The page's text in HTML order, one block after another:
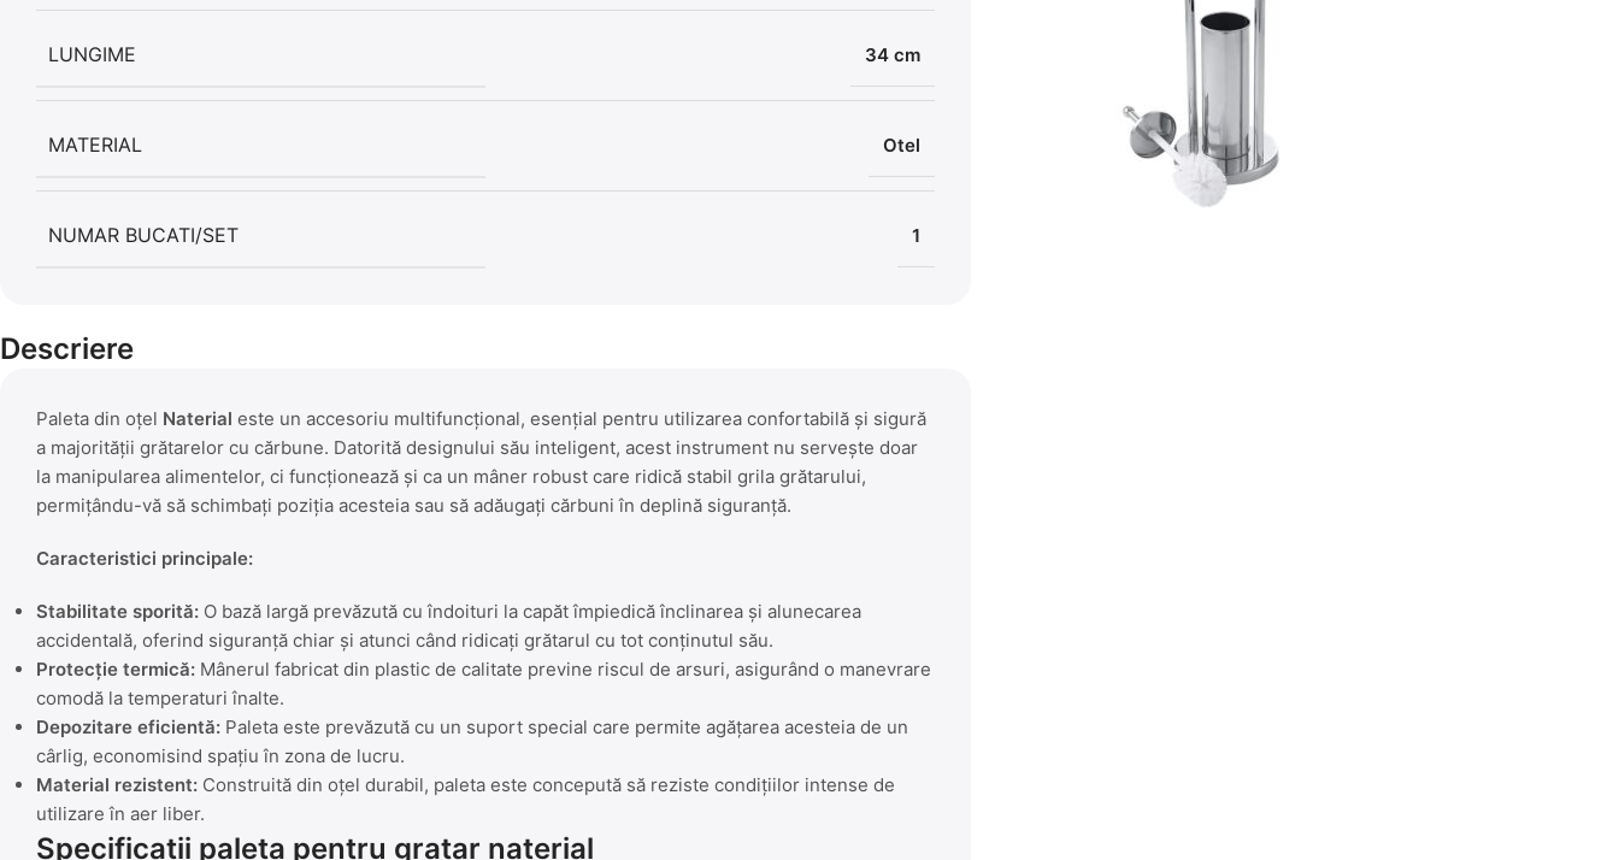
LUNGIME 34 cm
MATERIAL Otel
NUMAR BUCATI/SET 1
Descriere
Paleta din oțel Naterial este un accesoriu multifuncțional, esențial pentru utilizarea confortabilă și sigură
a majorității grătarelor cu cărbune. Datorită designului său inteligent, acest instrument nu servește doar
la manipularea alimentelor, ci funcționează și ca un mâner robust care ridică stabil grila grătarului,
permițându-vă să schimbați poziția acesteia sau să adăugați cărbuni în deplină siguranță.
Caracteristici principale:
Stabilitate sporită: O bază largă prevăzută cu îndoituri la capăt împiedică înclinarea și alunecarea
accidentală, oferind siguranță chiar și atunci când ridicați grătarul cu tot conținutul său.
Protecție termică: Mânerul fabricat din plastic de calitate previne riscul de arsuri, asigurând o manevrare
comodă la temperaturi înalte.
Depozitare eficientă: Paleta este prevăzută cu un suport special care permite agățarea acesteia de un
cârlig, economisind spațiu în zona de lucru.
Material rezistent: Construită din oțel durabil, paleta este concepută să reziste condițiilor intense de
utilizare în aer liber.
Specificații paleta pentru gratar naterial